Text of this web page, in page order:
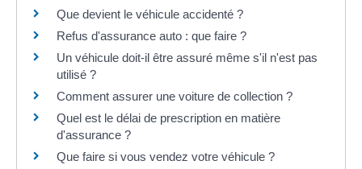
Que devient le véhicule accidenté ?
Refus d'assurance auto : que faire ?
Un véhicule doit-il être assuré même s'il n'est pas
utilisé ?
Comment assurer une voiture de collection ?
Quel est le délai de prescription en matière
d'assurance ?
Que faire si vous vendez votre véhicule ?